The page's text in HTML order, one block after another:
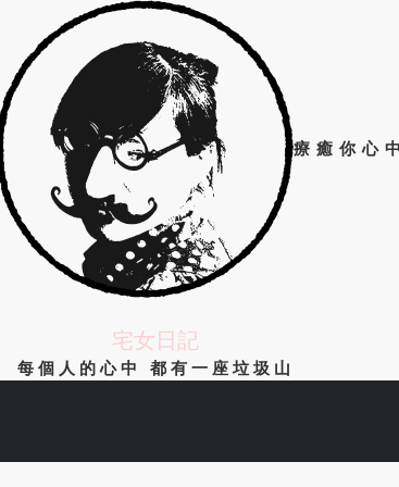
療癒你心
宅女日記
每個人的心中 都有一座垃圾山